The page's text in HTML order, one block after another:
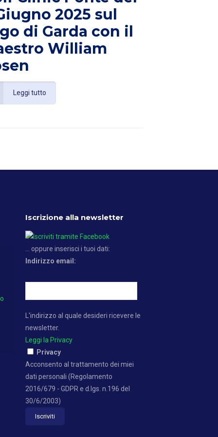
2025 sul
di Garda con il
William
Leggi tutto
Iscrizione alla newsletter
... oppure inserisci i tuoi dati:
Indirizzo email:
L'indirizzo al quale desideri ricevere le
newsletter.
Leggi la Privacy
Privacy
Acconsento al trattamento dei miei
dati personali (Regolamento
2016/679 - GDPR e d.lgs. n.196 del
30/6/2003)